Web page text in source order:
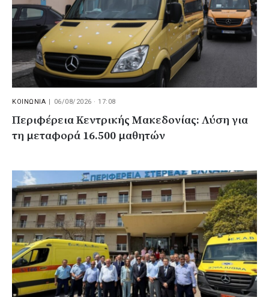
ΚΟΙΝΩΝΙΑ | 06/08/2026 · 17:08
Περιφέρεια Κεντρικής Μακεδονίας: Λύση για
τη μεταφορά 16.500 μαθητών